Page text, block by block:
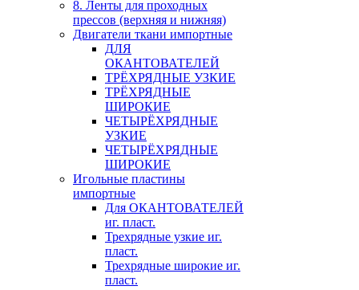
8. Ленты для проходных
прессов (верхняя и нижняя)
Двигатели ткани импортные
ДЛЯ
ОКАНТОВАТЕЛЕЙ
ТРЁХРЯДНЫЕ УЗКИЕ
ТРЁХРЯДНЫЕ
ШИРОКИЕ
ЧЕТЫРЁХРЯДНЫЕ
УЗКИЕ
ЧЕТЫРЁХРЯДНЫЕ
ШИРОКИЕ
Игольные пластины
импортные
Для ОКАНТОВАТЕЛЕЙ
иг. пласт.
Трехрядные узкие иг.
пласт.
Трехрядные широкие иг.
пласт.